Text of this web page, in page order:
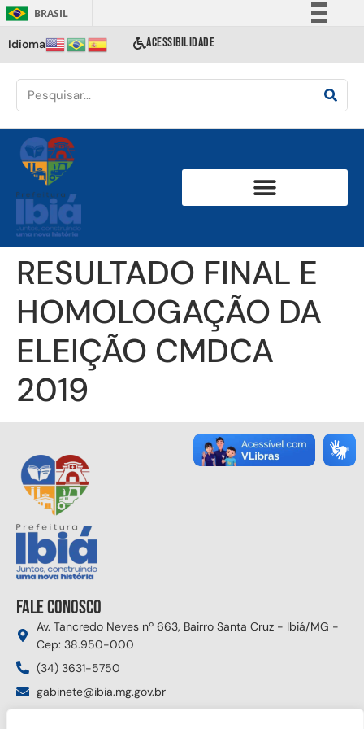
BRASIL
Comunica BR
Acesso à informação
Idioma ACESSIBILIDADE
RESULTADO FINAL E
HOMOLOGAÇÃO DA
ELEIÇÃO CMDCA
2019
Fale conosco
Av. Tancredo Neves nº 663, Bairro Santa Cruz - Ibiá/MG -
Cep: 38.950-000
(34) 3631-5750
gabinete@ibia.mg.gov.br